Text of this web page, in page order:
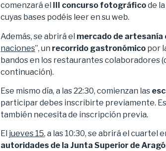
comenzará el
III concurso fotográficode la
cuyas bases podéis leer en su web.
Además, se abrirá el mercado de artesanía
naciones”, un recorrido gastronómico por
bandos en los restaurantes colaboradores
continuación).
Ese mismo día, a las 22:30, comienzan las
participar debes inscribirte previamente.
también necesita de inscripción previa.
El jueves 15, a las 10:30, se abrirá el cuartel
autoridades de la Junta Superior de